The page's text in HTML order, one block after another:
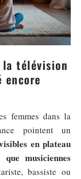
télévision
femmes dans la
pointent un
en plateau
musiciennes
bassiste ou